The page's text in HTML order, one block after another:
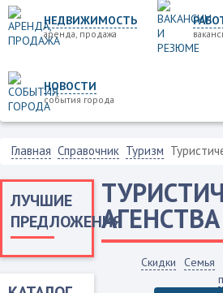
НЕДВИЖИМОСТЬ
аренда, продажа
НОВОСТИ
события города
Главная Справочник Туризм
ЛУЧШИЕ
ПРЕДЛОЖЕНИЯАГЕНСТВА
Скидки Семья